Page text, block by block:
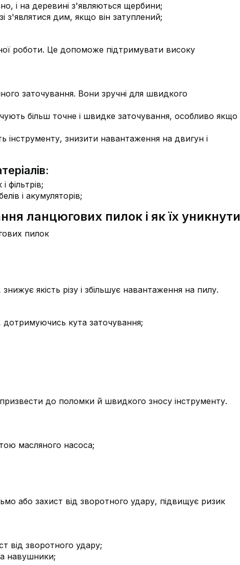
і на деревині з'являються щербини;
з'являтися дим, якщо він затуплений;
роботи. Це допоможе підтримувати високу
заточування. Вони зручні для швидкого
більш точне і швидке заточування, особливо якщо
інструменту, знизити навантаження на двигун і
фільтрів;
і акумуляторів;
ланцюгових пилок і як їх уникнути
якість різу і збільшує навантаження на пилу.
кута заточування;
до поломки й швидкого зносу інструменту.
масляного насоса;
або захист від зворотного удару, підвищує ризик
від зворотного удару;
навушники;